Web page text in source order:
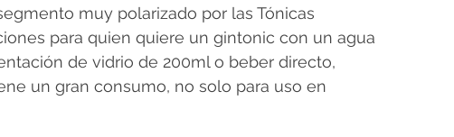
muy polarizado por las Tónicas
para quien quiere un gintonic con un agua
de vidrio de 200ml o beber directo,
un gran consumo, no solo para uso en